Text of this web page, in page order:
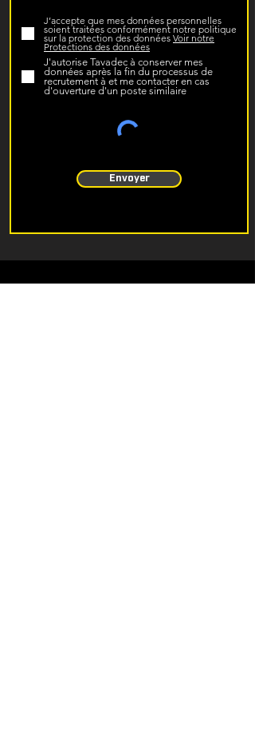
J’accepte que mes données personnelles
soient traitées conformément notre politique
sur la protection des données Voir notre
Protections des données
J'autorise Tavadec à conserver mes
données après la fin du processus de
recrutement à et me contacter en cas
d'ouverture d'un poste similaire
Envoyer